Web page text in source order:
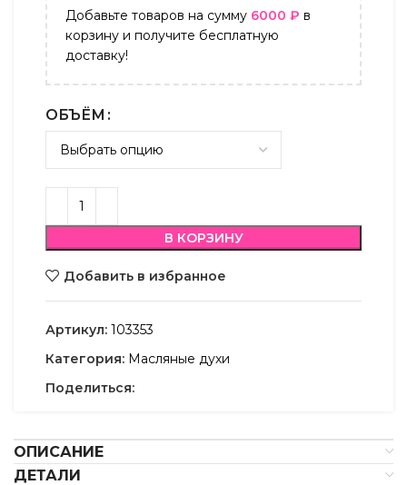
Добавьте товаров на сумму 6000 ₽ в
корзину и получите бесплатную
доставку!
ОБЪЁМ
В КОРЗИНУ
Добавить в избранное
Артикул: 103353
Категория: Масляные духи
Поделиться:
ОПИСАНИЕ
ДЕТАЛИ